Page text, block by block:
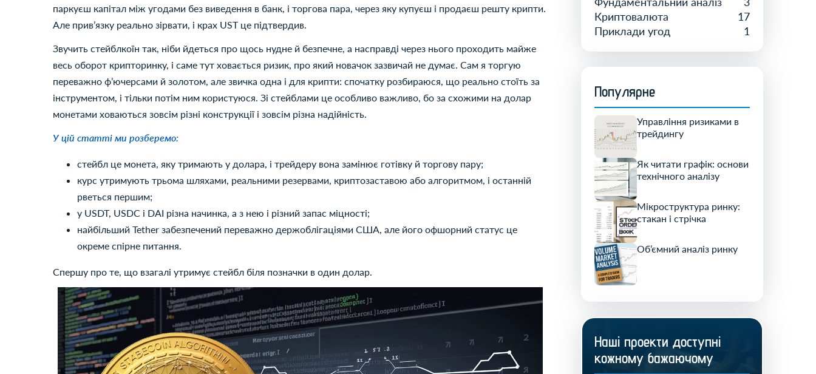
паркуєш капітал між угодами без виведення в банк, і торгова пара, через яку купуєш і продаєш решту крипти.
Але привʼязку реально зірвати, і крах UST це підтвердив.
Звучить стейблкоїн так, ніби йдеться про щось нудне й безпечне, а насправді через нього проходить майже
весь оборот крипторинку, і саме тут ховається ризик, про який новачок зазвичай не думає. Сам я торгую
переважно фʼючерсами й золотом, але звичка одна і для крипти: спочатку розбираюся, що реально стоїть за
інструментом, і тільки потім ним користуюся. Зі стейблами це особливо важливо, бо за схожими на долар
монетами ховаються зовсім різні конструкції і зовсім різна надійність.
У цій статті ми розберемо:
стейбл це монета, яку тримають у долара, і трейдеру вона замінює готівку й торгову пару;
курс утримують трьома шляхами, реальними резервами, криптозаставою або алгоритмом, і останній
рветься першим;
у USDT, USDC і DAI різна начинка, а з нею і різний запас міцності;
найбільший Tether забезпечений переважно держоблігаціями США, але його офшорний статус це
окреме спірне питання.
Спершу про те, що взагалі утримує стейбл біля позначки в один долар.
Криптовалюта
17
Приклади угод
1
Популярне
Управління ризиками в
трейдингу
Як читати графік: основи
технічного аналізу
Мікроструктура ринку:
стакан і стрічка
Об’ємний аналіз ринку
Нашi проекти доступнi
кожному бажаючому